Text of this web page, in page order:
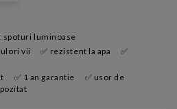
spoturi luminoase
vii ✅ rezistent la apa
✅
✅ 1 an garantie
✅ usor de